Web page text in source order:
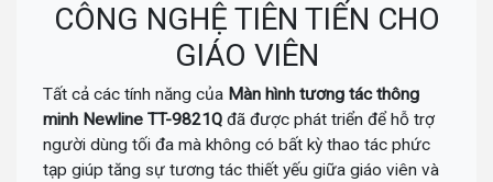
CÔNG NGHỆ TIÊN TIẾN CHO
GIÁO VIÊN
Tất cả các tính năng của Màn hình tương tác thông
minh Newline TT-9821Q đã được phát triển để hỗ trợ
người dùng tối đa mà không có bất kỳ thao tác phức
tạp giúp tăng sự tương tác thiết yếu giữa giáo viên và